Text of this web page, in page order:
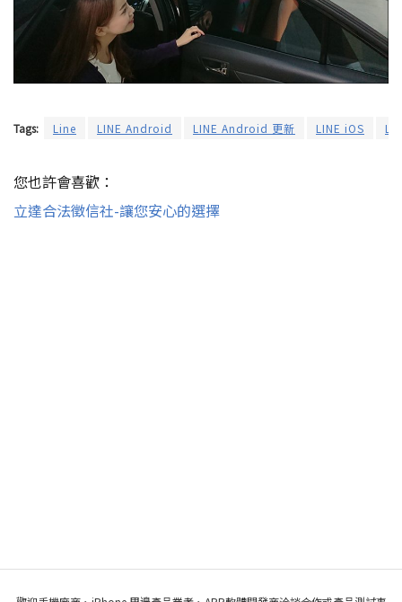
Tags: Line LINE Android LINE Android 更新 LINE iOS
您也許會喜歡：
立達合法徵信社-讓您安心的選擇